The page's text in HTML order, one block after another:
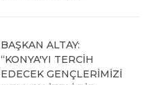
BAŞKAN ALTAY:
“KONYA'YI TERCİH
EDECEK GENÇLERİMİZİ